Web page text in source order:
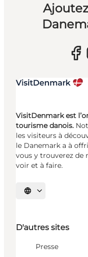
VisitDenmark est
tourisme danois.
les visiteurs à
le Danemark a à
vous y trouverez de
voir et à faire.
Choisissez la langue
D'autres sites
Presse